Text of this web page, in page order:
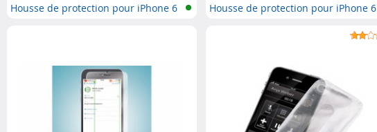
Housse de protection pour iPhone 6
Housse de protection pour iPhone 6